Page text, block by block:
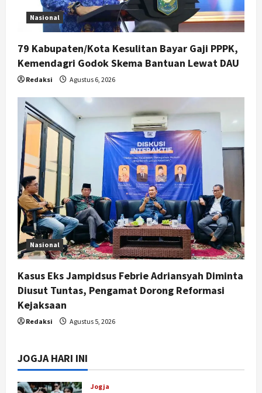
Nasional
79 Kabupaten/Kota Kesulitan Bayar Gaji PPPK,
Kemendagri Godok Skema Bantuan Lewat DAU
Redaksi Agustus 6, 2026
Nasional
Kasus Eks Jampidsus Febrie Adriansyah Diminta
Diusut Tuntas, Pengamat Dorong Reformasi
Kejaksaan
Redaksi Agustus 5, 2026
JOGJA HARI INI
Jogja